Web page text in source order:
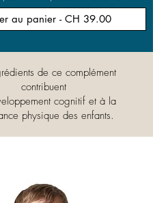
Ajouter au panier - CH 39.00
de ce complément
contribuent
cognitif et à la
physique des enfants.